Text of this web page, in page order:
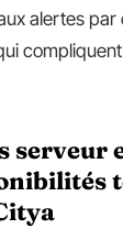
alertes par
serveur